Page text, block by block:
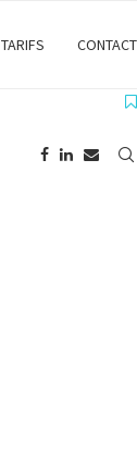
TARIFS CONTACT